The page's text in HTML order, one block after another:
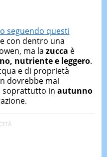
o seguendo questi
con dentro una
ma la zucca è
nutriente e leggero.
e di proprietà
dovrebbe mai
soprattutto in autunno